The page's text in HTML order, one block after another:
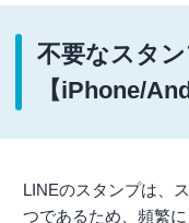
不要なスタ
【iPhone/
LINEのスタンプは、
つであるため、頻繁